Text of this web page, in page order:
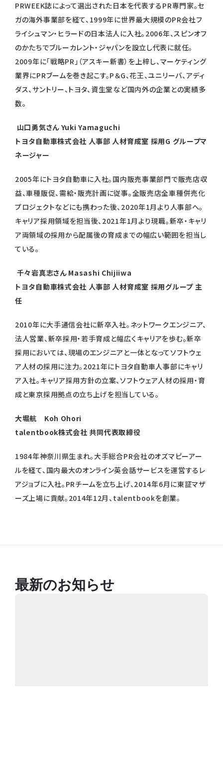
PRWEEK誌によって選出された日本を代表するPR専門家。セ
ガの海外事業部を経て、1999年に世界最大規模のPR会社フ
ライシュマン・ヒラードの日本法人に入社。2006年、スピンオフ
のかたちでブルーカレント・ジャパンを設立し代表に就任。
2009年に「戦略PR」（アスキー新書）を上梓し、マーケティング
業界にPRブームを巻き起こす。P＆G、花王、ユニリーバ、アディ
ダス、サントリー、トヨタ、資生堂など国内外の企業との実績多
数。
山口勇気さん Yuki Yamaguchi
トヨタ自動車株式会社 人事部 人材育成室 採用G グループマ
ネージャー
2005年にトヨタ自動車に入社。国内販売事業部門で販売店収
益、車種販促、需給・販売計画に従事。全販売店全車種併売化
プロジェクトなどにも携わった後、2020年1月より人事部へ。
キャリア採用領域を担当後、2021年1月より現職。新卒・キャリ
ア両領域の採用から配属後の育成までの幅広い範囲を担当し
ている。
千々岩真志さん Masashi Chijiiwa
トヨタ自動車株式会社 人事部 人材育成室 採用グループ 主
任
2010年に大手通信会社に新卒入社。ネットワークエンジニア、
法人営業、新卒採用・若手育成と幅広くキャリアを歩む。新卒
採用においては、現場のエンジニアと一体となってソフトウェ
ア人材の採用に注力。2021年にトヨタ自動車人事部にキャリ
ア入社。キャリア採用方針の立案、ソフトウェア人材の採用・育
成と東京採用拠点の立ち上げを担当している。
大堀航 Koh Ohori
talentbook株式会社 共同代表取締役
1984年神奈川県生まれ。大手総合PR会社のオズマピーアー
ルを経て、国内最大のオンライン英会話サービスを運営するレ
アジョブに入社。PRチームを立ち上げ、2014年6月に東証マザ
ーズ上場に貢献。2014年12月、talentbookを創業。
最新のお知らせ